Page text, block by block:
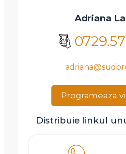
Adriana
Programeaza
Distribuie linkul